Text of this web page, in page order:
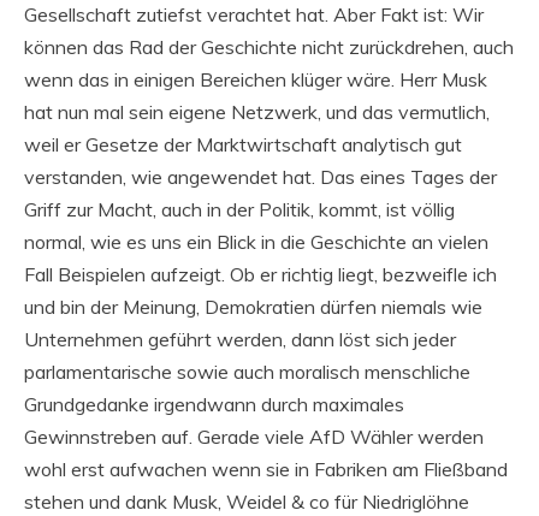
Gesellschaft zutiefst verachtet hat. Aber Fakt ist: Wir
können das Rad der Geschichte nicht zurückdrehen, auch
wenn das in einigen Bereichen klüger wäre. Herr Musk
hat nun mal sein eigene Netzwerk, und das vermutlich,
weil er Gesetze der Marktwirtschaft analytisch gut
verstanden, wie angewendet hat. Das eines Tages der
Griff zur Macht, auch in der Politik, kommt, ist völlig
normal, wie es uns ein Blick in die Geschichte an vielen
Fall Beispielen aufzeigt. Ob er richtig liegt, bezweifle ich
und bin der Meinung, Demokratien dürfen niemals wie
Unternehmen geführt werden, dann löst sich jeder
parlamentarische sowie auch moralisch menschliche
Grundgedanke irgendwann durch maximales
Gewinnstreben auf. Gerade viele AfD Wähler werden
wohl erst aufwachen wenn sie in Fabriken am Fließband
stehen und dank Musk, Weidel & co für Niedriglöhne